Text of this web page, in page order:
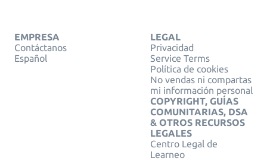
EMPRESA
Contáctanos
Español
LEGAL
Privacidad
Service Terms
Política de cookies
No vendas ni compartas
mi información personal
COPYRIGHT, GUÍAS
COMUNITARIAS, DSA
& OTROS RECURSOS
LEGALES
Centro Legal de
Learneo